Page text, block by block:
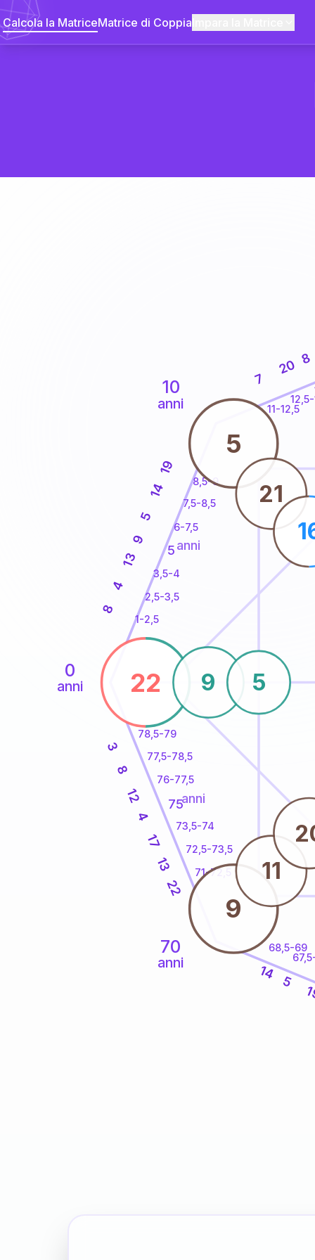
Calcola la MatriceMatrice di Coppia
0
anni
10
anni
70
anni
1-2,5
2,5-3,5
3,5-4
6-7,5
7,5-8,5
8,5-9
11-12,5
68,5-69
71-72,5
72,5-73,5
73,5-74
76-77,5
77,5-78,5
78,5-79
8
4
13
9
5
14
19
7
20 8
5
14
22
13
17
4
12
8
3
22
5
9
9 5
21
11
5anni
75anni